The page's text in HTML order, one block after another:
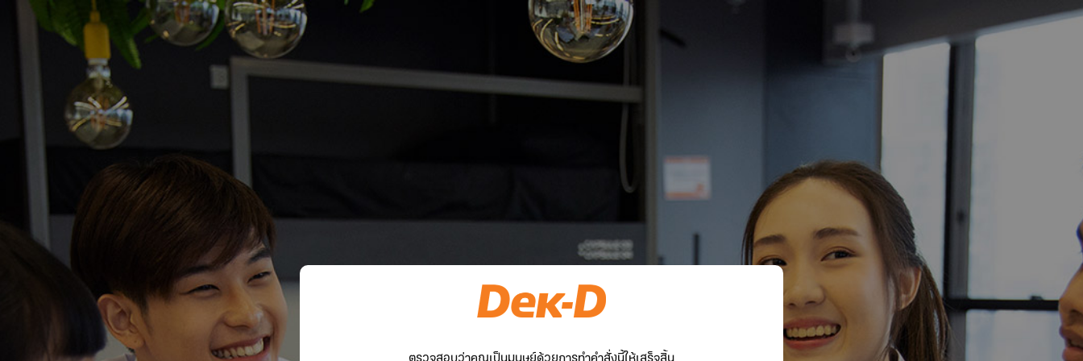
ตรวจสอบว่าคุณเป็นมนุษย์ด้วยการทำคำสั่งนี้ให้เสร็จสิ้น